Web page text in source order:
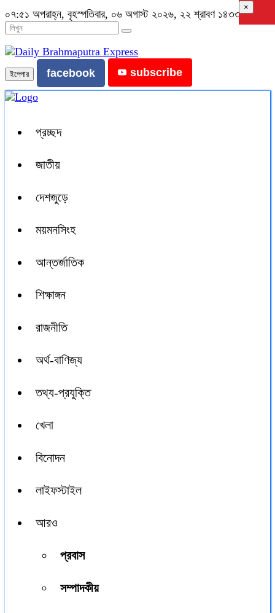
০৭:৫১ অপরাহ্ন, বৃহস্পতিবার, ০৬ অগাস্ট ২০২৬, ২২ শ্রাবণ ১৪৩৩ বঙ্গাব্দ
ইপেপার facebook subscribe
প্রচ্ছদ
জাতীয়
দেশজুড়ে
ময়মনসিংহ
আন্তর্জাতিক
শিক্ষাঙ্গন
রাজনীতি
অর্থ-বাণিজ্য
তথ্য-প্রযুক্তি
খেলা
বিনোদন
লাইফস্টাইল
আরও
প্রবাস
সম্পাদকীয়
×